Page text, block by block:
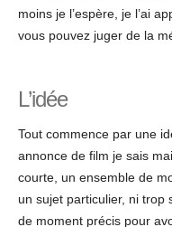
moins je l’espère, je l’ai
vous pouvez juger de la
L’idée
Tout commence par une
annonce de film je sais
courte, un ensemble de
un sujet particulier, ni trop
de moment précis pour